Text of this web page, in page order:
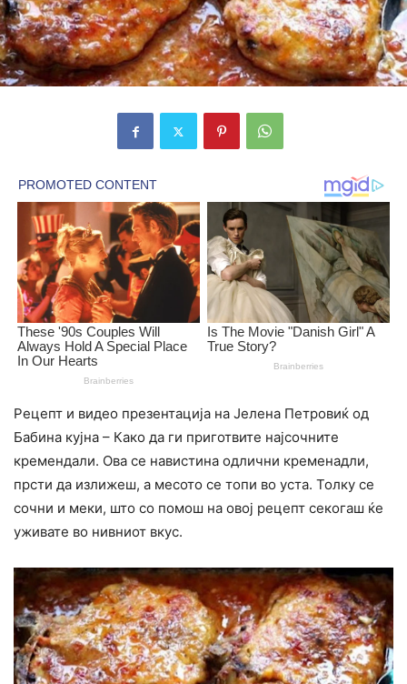
Рецепт и видео презентација на Јелена Петровиќ од
Бабина кујна – Како да ги приготвите најсочните
кремендали. Ова се навистина одлични кременадли,
прсти да излижеш, а месото се топи во уста. Толку се
сочни и меки, што со помош на овој рецепт секогаш ќе
уживате во нивниот вкус.